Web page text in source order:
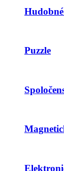
Puzzle